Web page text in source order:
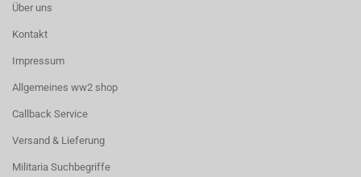
Über uns
Kontakt
Impressum
Allgemeines ww2 shop
Callback Service
Versand & Lieferung
Militaria Suchbegriffe